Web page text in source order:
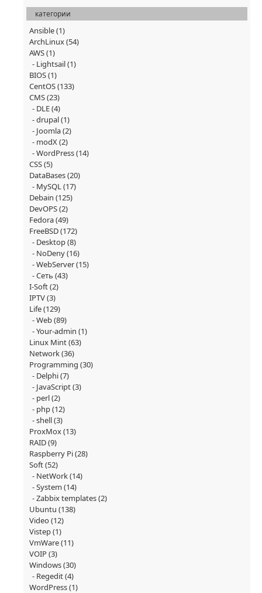
категории
Ansible(1)
ArchLinux(54)
AWS(1)
Lightsail(1)
BIOS(1)
CentOS(133)
CMS(23)
DLE(4)
drupal(1)
Joomla(2)
modX (2)
WordPress(14)
CSS(5)
DataBases(20)
MySQL (17)
Debain (125)
DevOPS(2)
Fedora(49)
FreeBSD(172)
Desktop(8)
NoDeny(16)
WebServer(15)
Сеть (43)
I-Soft(2)
IPTV(3)
Life(129)
Web(89)
Your-admin (1)
Linux Mint(63)
Network(36)
Programming (30)
Delphi(7)
JavaScript(3)
perl(2)
php(12)
shell(3)
ProxMox(13)
RAID(9)
Raspberry Pi(28)
Soft(52)
NetWork(14)
System (14)
Zabbix templates(2)
Ubuntu (138)
Video(12)
Vistep(1)
VmWare(11)
VOIP(3)
Windows(30)
Regedit(4)
WordPress(1)